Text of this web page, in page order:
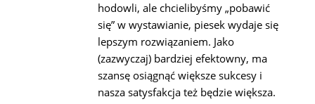
hodowli, ale chcielibyśmy „pobawić
się” w wystawianie, piesek wydaje się
lepszym rozwiązaniem. Jako
(zazwyczaj) bardziej efektowny, ma
szansę osiągnąć większe sukcesy i
nasza satysfakcja też będzie większa.